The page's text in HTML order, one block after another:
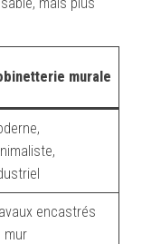
murale
encastrés
mur